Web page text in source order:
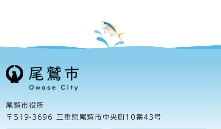
尾鷲市役所
〒519-3696 三重県尾鷲市中央町10番43号